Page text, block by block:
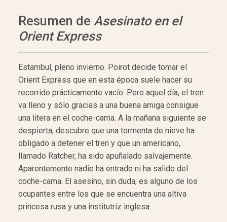
Resumen de Asesinato en el
Orient Express
Estambul, pleno invierno. Poirot decide tomar el
Orient Express que en esta época suele hacer su
recorrido prácticamente vacío. Pero aquel día, el tren
va lleno y sólo gracias a una buena amiga consigue
una litera en el coche-cama. A la mañana siguiente se
despierta, descubre que una tormenta de nieve ha
obligado a detener el tren y que un americano,
llamado Ratcher, ha sido apuñalado salvajemente.
Aparentemente nadie ha entrado ni ha salido del
coche-cama. El asesino, sin duda, es alguno de los
ocupantes entre los que se encuentra una altiva
princesa rusa y una institutriz inglesa.